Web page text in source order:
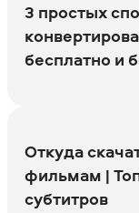
3 простых
бесплатно и
Откуда
фильмам |
субтитров